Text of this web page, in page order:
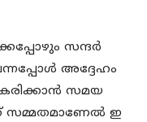
സന്ദർ
അദ്ദേഹം
സമയ
സമ്മതമാണേൽ ഇ